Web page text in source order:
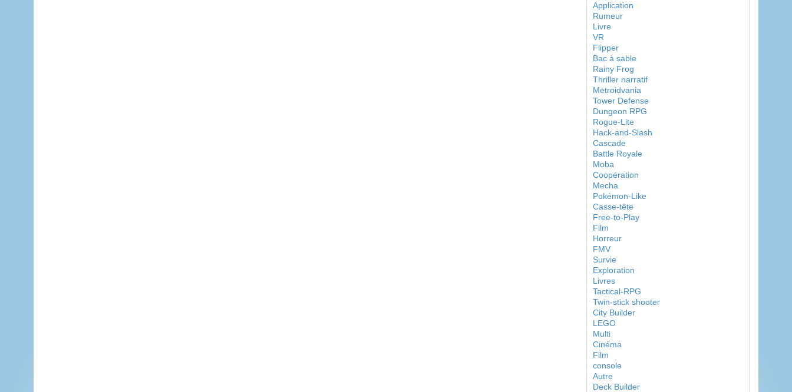
Application
Rumeur
Livre
VR
Flipper
Bac à sable
Rainy Frog
Thriller narratif
Metroidvania
Tower Defense
Dungeon RPG
Rogue-Lite
Hack-and-Slash
Cascade
Battle Royale
Moba
Coopération
Mecha
Pokémon-Like
Casse-tête
Free-to-Play
Film
Horreur
FMV
Survie
Exploration
Livres
Tactical-RPG
Twin-stick shooter
City Builder
LEGO
Multi
Cinéma
Film
console
Autre
Deck Builder